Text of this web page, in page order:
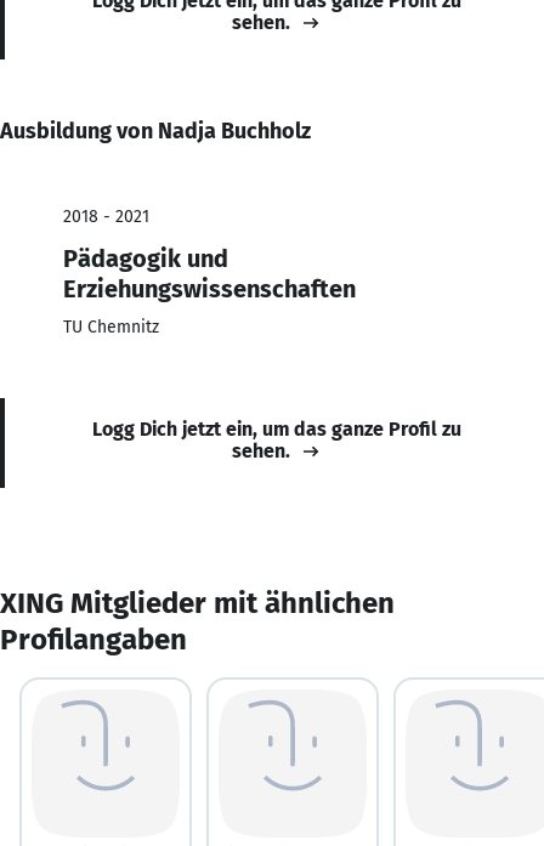
sehen.
Ausbildung von Nadja Buchholz
2018 - 2021
Pädagogik und
Erziehungswissenschaften
TU Chemnitz
Logg Dich jetzt ein, um das ganze Profil zu
sehen.
XING Mitglieder mit ähnlichen
Profilangaben